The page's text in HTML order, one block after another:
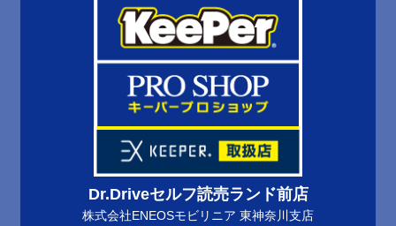
Dr.Driveセルフ読売ランド前店
株式会社ENEOSモビリニア 東神奈川支店